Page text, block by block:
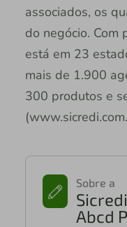
associados, os
do negócio. Com
está em 23
mais de 1.900
300 produtos e
Sobre a
Abcd